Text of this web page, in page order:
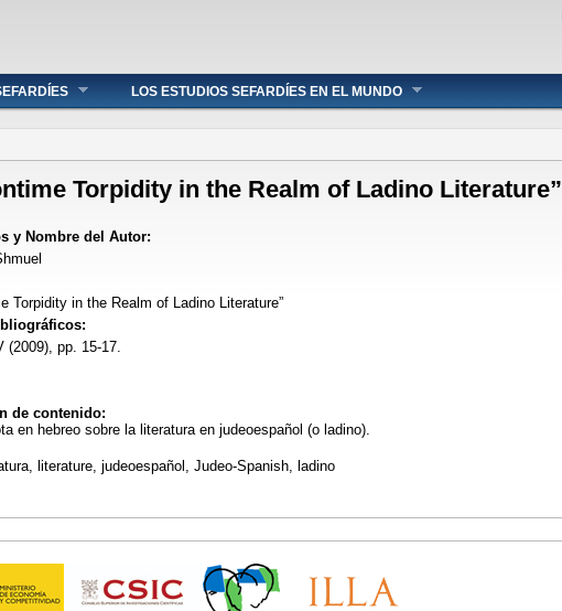
LOS ESTUDIOS SEFARDÍES EN EL MUNDO
usted aquí
Torpidity in the Realm of Ladino Literature”
y Nombre del Autor:
Torpidity in the Realm of Ladino Literature”
(2009), pp. 15-17.
de contenido:
en hebreo sobre la literatura en judeoespañol (o ladino).
literature, judeoespañol, Judeo-Spanish, ladino